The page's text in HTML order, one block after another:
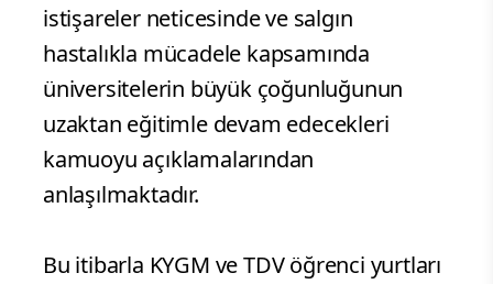
istişareler neticesinde ve salgın
hastalıkla mücadele kapsamında
üniversitelerin büyük çoğunluğunun
uzaktan eğitimle devam edecekleri
kamuoyu açıklamalarından
anlaşılmaktadır.
Bu itibarla KYGM ve TDV öğrenci yurtları